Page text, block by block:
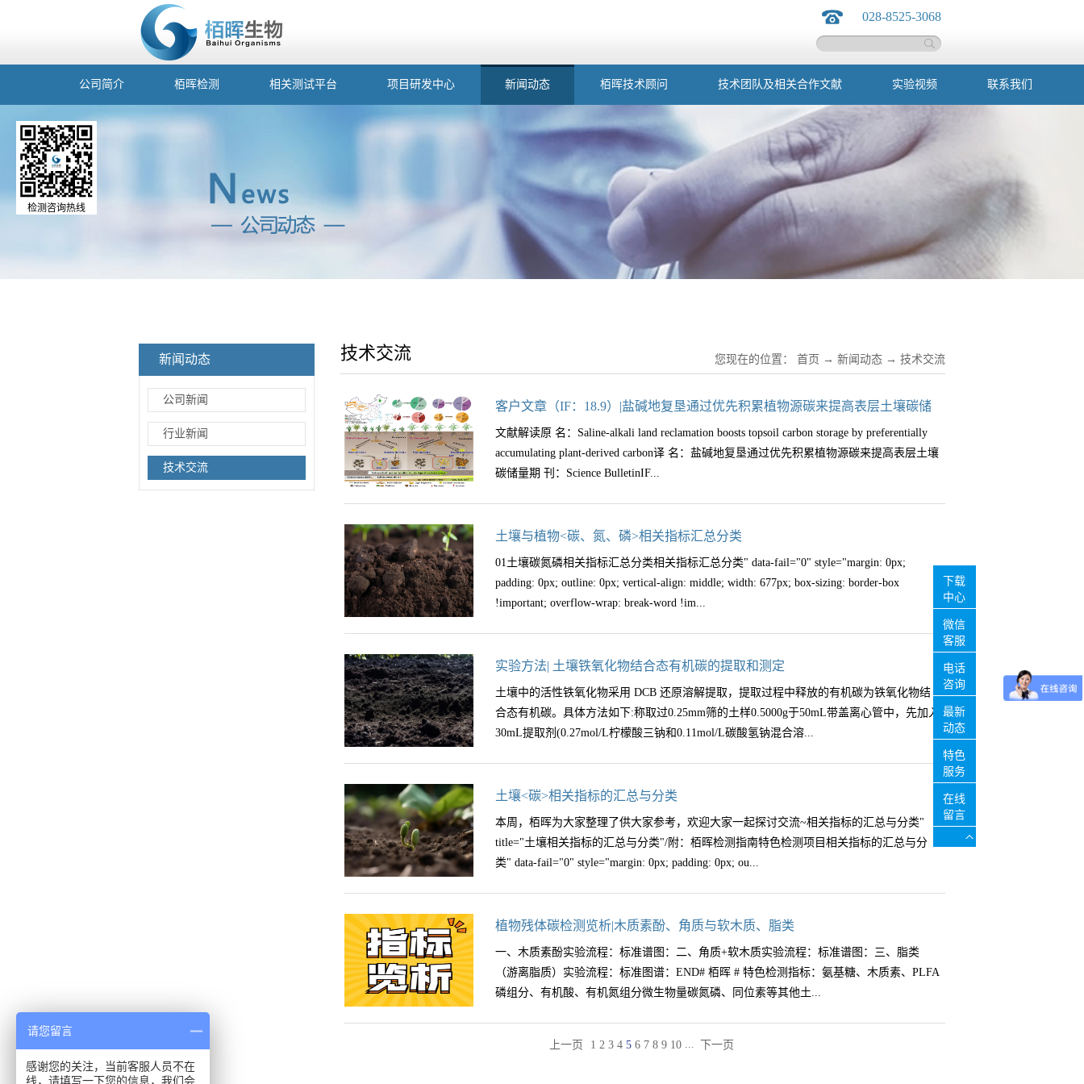
028-8525-3068
公司简介 栢晖检测 相关测试平台 项目研发中心 新闻动态 栢晖技术顾问 技术团队及相关合作文献 实验视频 联系我们
新闻动态
公司新闻
行业新闻
技术交流
技术交流 您现在的位置： 首页 → 新闻动态 → 技术交流
客户文章（IF：18.9）|盐碱地复垦通过优先积累植物源碳来提高表层土壤碳储
量
文献解读原 名：Saline-alkali land reclamation boosts topsoil carbon storage by preferentially
accumulating plant-derived carbon译 名：盐碱地复垦通过优先积累植物源碳来提高表层土壤
碳储量期 刊：Science BulletinIF...
：18.9发表日期：2024.5.18第一作者：Lin Chen01摘要盐碱地是应对全球气候变化和保障
粮食安全的重要耕地储备资源，部分原因是它可以储存大量的碳（C）。目前尚不清楚盐
植物和微生物来源的碳积累密切相关，即盐碱地复垦通过优先促进植物来源的碳积累来增
3.47t ha−1。利用土壤修复技术可以有效地逆转这一现象。在农业生态系统中，微生物残体
（特别是真菌残体）优先聚集土壤的POC部分。植物和微生物源碳与POC和MAOC含量之
间的关系以及植物和微生物来源的碳对盐碱条件下SOC储存的贡献知之甚少。两个公认的
生物标志物（木质素酚和氨基糖）已被广泛用于估计植物衍生木质素残体和微生物残体对
素；(ii)评估植物和微生物来源的碳与POC和MAOC池之间的关系，以及植物和微生物来源
的碳对中国主要盐碱区SOC储存的贡献。盐碱地复垦对中国主要盐碱区表层土壤碳储量的
影响示意图。每个饼图的大小与土壤有机碳(SOC)密度成正比，“other”表示土壤有机碳分
异过程中流失的土壤碳。箭头表示碳的分配和积累过程，每个箭头的大小反映了过程的强
加土壤中碳的储量；(2)减少植物源碳的微生物转化，导致植物源碳成为有机碳储存的主要
贡献者；(3)通过促进植物源碳和微生物源碳的积累，增加颗粒有机碳(POC)和矿物结合有
度差异不一致。松嫩平原栽培土壤的SIC密度低于盐碱土壤，河...
土壤与植物<碳、氮、磷>相关指标汇总分类
01土壤碳氮磷相关指标汇总分类相关指标汇总分类" data-fail="0" style="margin: 0px;
padding: 0px; outline: 0px; vertical-align: middle; width: 677px; box-sizing: border-box
!important; overflow-wrap: break-word !im...
portant; height: auto !important; visibility: visible !important;" title="土壤与植物相关指标汇总
分类" imageid="0"/（点击图片放大）02植物碳氮磷相关指标汇总分类相关指标汇总分类"
data-fail="0" style="margin: 0px; padding: 0px; outline: 0px; vertical-align: middle; width:
677px; box-sizing: border-box !important; overflow-wrap: break-word !important; height: auto
（点击图片放大）# 栢晖 #—特色检测指标—土壤、植物酶活检测氨基糖、木质素、PLFA
磷组分、有机酸、有机氮组分微生物量碳氮磷、同位素等其他土壤、植物、水体等常规检
测指标均可测定了解更多检测信息按区域添加微信咨询详情相关指标汇总分类" data-
fail="0" style="margin: 0px; padding: 0px; outline: 0px; vertical-align: bottom; box-sizing:
border-box !important; overflow-wrap: break-word !important; height: auto !important;
visibility: visible !important; width: 567px !important;" title="土壤与植物相关指标汇总分类"
实验方法| ​土壤铁氧化物结合态有机碳的提取和测定
土壤中的活性铁氧化物采用 DCB 还原溶解提取，提取过程中释放的有机碳为铁氧化物结
合态有机碳。具体方法如下:称取过0.25mm筛的土样0.5000g于50mL带盖离心管中，先加入
30mL提取剂(0.27mol/L柠檬酸三钠和0.11mol/L碳酸氢钠混合溶...
液，pH=7.3)，80℃水浴预热15分钟，准确加入0.5g连二亚硫酸钠粉末，保温15分钟(期间
不断振荡)，然后4000g离心力下离心20 分钟。将上清液倒于100mL容量瓶中，向固体残渣
中加入5mL 超纯水，摇匀，离心，上清液倒入对应的容量瓶，清洗步骤重复五次，将最后
的残渣冷冻干燥、研磨。在上述的提取实验中需进行对照实验以校正水浴加热过程中水溶
0.11mol/L碳酸氢钠混合液，pH=7.3)，80℃ 水浴预热 15 分钟，加入0.44g氯化钠固体，继
磨。最后，将上述经DCB 处理和NaCl处理后的残渣按元素分析仪方法测定其中的有机碳、
全氮比值。铁氧化物结合态有机碳=NaCl处理残渣碳含量-DCB处理残渣碳含量# 栢晖 #—
特色检测指标—土壤、植物酶活检测氨基糖、木质素、PLFA磷组分、有机酸、有机氮组分
微生物量碳氮磷、同位素等其他土壤、植物、水体等常规检测指标均可测定了解更多检测
土壤<碳>相关指标的汇总与分类
本周，栢晖为大家整理了供大家参考，欢迎大家一起探讨交流~相关指标的汇总与分类"
title="土壤相关指标的汇总与分类"/附：栢晖检测指南特色检测项目相关指标的汇总与分
类" data-fail="0" style="margin: 0px; padding: 0px; ou...
tline: 0px; vertical-align: middle; width: 677px; box-sizing: border-box !important; overflow-
wrap: break-word !important; height: auto !important; visibility: visible !important;" title="土壤
相关指标的汇总与分类" imageid="13975"/土壤检测项目相关指标的汇总与分类" data-
fail="0" style="margin: 0px; padding: 0px; outline: 0px; vertical-align: middle; width: 677px;
!important; visibility: visible !important;" title="土壤相关指标的汇总与分类"
imageid="13976"/相关指标的汇总与分类" data-fail="0" style="margin: 0px; padding: 0px;
植物残体碳检测览析|木质素酚、角质与软木质、脂类
一、木质素酚实验流程：标准谱图：二、角质+软木质实验流程：标准谱图：三、脂类
（游离脂质）实验流程：标准图谱：END# 栢晖 # 特色检测指标：氨基糖、木质素、PLFA
磷组分、有机酸、有机氮组分微生物量碳氮磷、同位素等其他土...
壤、植物、水体等常规检测指标均可测定，欢迎咨询相关工作人员了解详情服务热线：
上一页 1 2 3 4 5 6 7 8 9 10 ... 下一页
下载
中心
微信
客服
电话
咨询
最新
动态
特色
服务
在线
留言
检测咨询热线
请您留言
感谢您的关注，当前客服人员不在
线，请填写一下您的信息，我们会